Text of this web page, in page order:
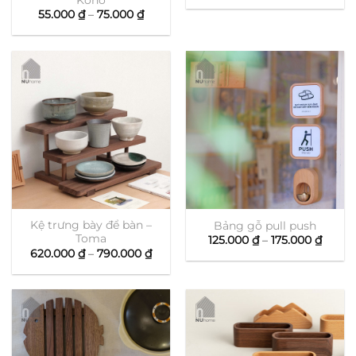
55.000 ₫ – 75.000 ₫Khoảng
giá:
từ
từ
Kệ trưng bày để bàn –
Toma
620.000 ₫ – 790.000 ₫Khoảng
giá:
từ
790.000 ₫
Bảng gỗ pull push
125.000 ₫ – 175.000 ₫
giá:
từ